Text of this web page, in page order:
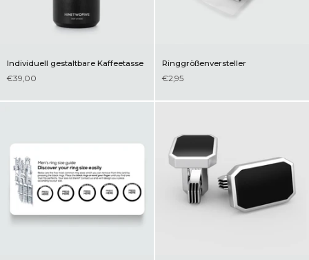
Individuell gestaltbare Kaffeetasse
€39,00
Ringgrößenversteller
€2,95